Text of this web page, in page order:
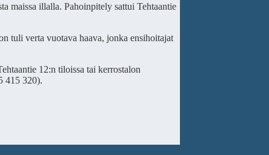
maissa illalla. Pahoinpitely sattui Tehtaantie
tuli verta vuotava haava, jonka ensihoitajat
12:n tiloissa tai kerrostalon
415 320).